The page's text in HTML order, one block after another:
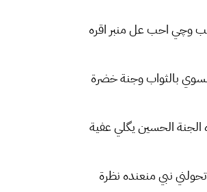
وچي احب عل منبر اقره
بالثواب وجنة خضرة
الجنة الحسين يگلي عفية
تحولني نبي منعنده نظرة